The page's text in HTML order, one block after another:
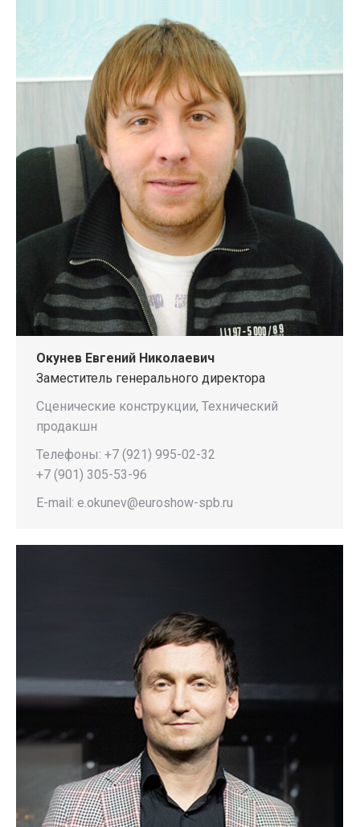
Окунев Евгений Николаевич
Заместитель генерального директора
Сценические конструкции, Технический
продакшн
Телефоны: +7 (921) 995-02-32
+7 (901) 305-53-96
E-mail: e.okunev@euroshow-spb.ru